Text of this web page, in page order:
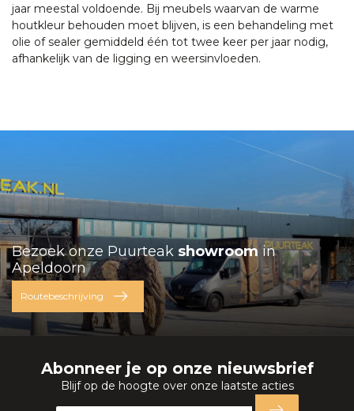
jaar meestal voldoende. Bij meubels waarvan de warme
houtkleur behouden moet blijven, is een behandeling met
olie of sealer gemiddeld één tot twee keer per jaar nodig,
afhankelijk van de ligging en weersinvloeden.
Bezoek onze Puurteak showroom in
Apeldoorn
Routebeschrijving
Abonneer je op onze nieuwsbrief
Blijf op de hoogte over onze laatste acties